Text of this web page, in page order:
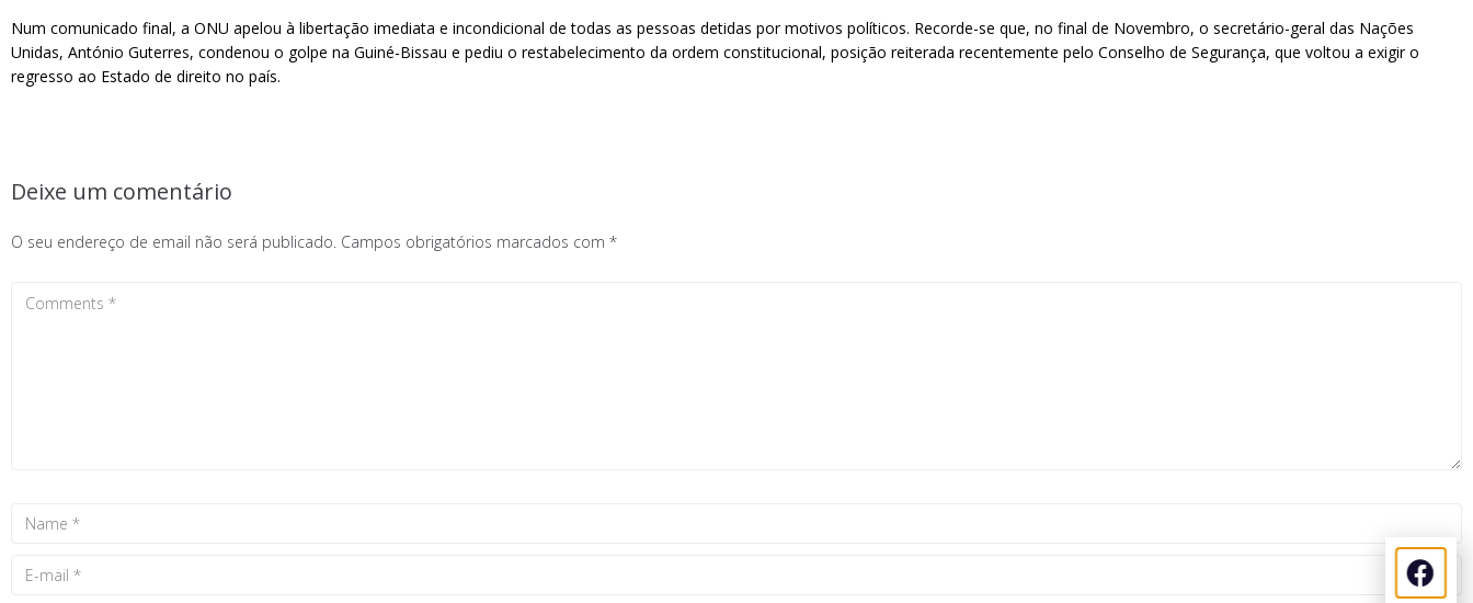
Num comunicado final, a ONU apelou à libertação imediata e incondicional de todas as pessoas detidas por motivos políticos. Recorde-se que, no final de Novembro, o secretário-geral das Nações
Unidas, António Guterres, condenou o golpe na Guiné-Bissau e pediu o restabelecimento da ordem constitucional, posição reiterada recentemente pelo Conselho de Segurança, que voltou a exigir o
regresso ao Estado de direito no país.
Deixe um comentário
O seu endereço de email não será publicado. Campos obrigatórios marcados com *